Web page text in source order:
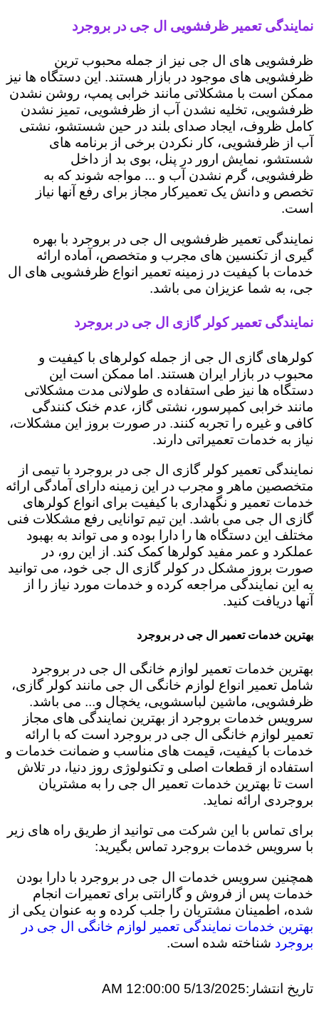
نمایندگی تعمیر ظرفشویی ال جی در بروجرد
ظرفشویی های ال جی نیز از جمله محبوب ترین
ظرفشویی های موجود در بازار هستند. این دستگاه ها نیز
ممکن است با مشکلاتی مانند خرابی پمپ، روشن نشدن
ظرفشویی، تخلیه نشدن آب از ظرفشویی، تمیز نشدن
کامل ظروف، ایجاد صدای بلند در حین شستشو، نشتی
آب از ظرفشویی، کار نکردن برخی از برنامه های
شستشو، نمایش ارور در پنل، بوی بد از داخل
ظرفشویی، گرم نشدن آب و ... مواجه شوند که به
تخصص و دانش یک تعمیرکار مجاز برای رفع آنها نیاز
است.
نمایندگی تعمیر ظرفشویی ال جی در بروجرد با بهره
گیری از تکنسین های مجرب و متخصص، آماده ارائه
خدمات با کیفیت در زمینه تعمیر انواع ظرفشویی های ال
جی، به شما عزیزان می باشد.
نمایندگی تعمیر کولر گازی ال جی در بروجرد
کولرهای گازی ال جی از جمله کولرهای با کیفیت و
محبوب در بازار ایران هستند. اما ممکن است این
دستگاه ها نیز طی استفاده ی طولانی مدت مشکلاتی
مانند خرابی کمپرسور، نشتی گاز، عدم خنک کنندگی
کافی و غیره را تجربه کنند. در صورت بروز این مشکلات،
نیاز به خدمات تعمیراتی دارند.
نمایندگی تعمیر کولر گازی ال جی در بروجرد با تیمی از
متخصصین ماهر و مجرب در این زمینه دارای آمادگی ارائه
خدمات تعمیر و نگهداری با کیفیت برای انواع کولرهای
گازی ال جی می باشد. این تیم توانایی رفع مشکلات فنی
مختلف این دستگاه ها را دارا بوده و می تواند به بهبود
عملکرد و عمر مفید کولرها کمک کند. از این رو، در
صورت بروز مشکل در کولر گازی ال جی خود، می توانید
به این نمایندگی مراجعه کرده و خدمات مورد نیاز را از
آنها دریافت کنید.
بهترین خدمات تعمیر ال جی در بروجرد
بهترین خدمات تعمیر لوازم خانگی ال جی در بروجرد
شامل تعمیر انواع لوازم خانگی ال جی مانند کولر گازی،
ظرفشویی، ماشین لباسشویی، یخچال و... می باشد.
سرویس خدمات بروجرد از بهترین نمایندگی های مجاز
تعمیر لوازم خانگی ال جی در بروجرد است که با ارائه
خدمات با کیفیت، قیمت های مناسب و ضمانت خدمات و
استفاده از قطعات اصلی و تکنولوژی روز دنیا، در تلاش
است تا بهترین خدمات تعمیر ال جی را به مشتریان
بروجردی ارائه نماید.
برای تماس با این شرکت می توانید از طریق راه های زیر
با سرویس خدمات بروجرد تماس بگیرید:
همچنین سرویس خدمات ال جی در بروجرد با دارا بودن
خدمات پس از فروش و گارانتی برای تعمیرات انجام
شده، اطمینان مشتریان را جلب کرده و به عنوان یکی از
بهترین خدمات نمایندگی تعمیر لوازم خانگی ال جی در
بروجرد شناخته شده است.
تاریخ انتشار:5/13/2025 12:00:00 AM